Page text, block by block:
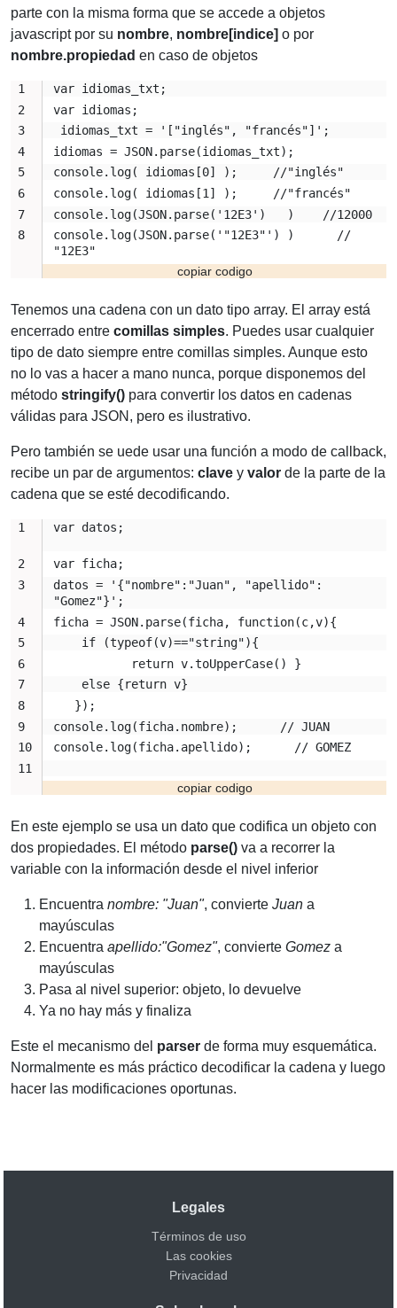
parte con la misma forma que se accede a objetos
javascript por su nombre, nombre[indice] o por
nombre.propiedad en caso de objetos
var idiomas_txt;
var idiomas;
idiomas = JSON.parse(idiomas_txt);
console.log( idiomas[0] );     //"inglés"
console.log( idiomas[1] );     //"francés"
console.log(JSON.parse('12E3')   )    //12000
console.log(JSON.parse('"12E3"') )      //
"12E3"
Tenemos una cadena con un dato tipo array. El array está
encerrado entre comillas simples. Puedes usar cualquier
tipo de dato siempre entre comillas simples. Aunque esto
no lo vas a hacer a mano nunca, porque disponemos del
método stringify() para convertir los datos en cadenas
válidas para JSON, pero es ilustrativo.
Pero también se uede usar una función a modo de callback,
recibe un par de argumentos: clave y valor de la parte de la
cadena que se esté decodificando.
var datos;
var ficha;
datos = '{"nombre":"Juan", "apellido":
"Gomez"}';
ficha = JSON.parse(ficha, function(c,v){
if (typeof(v)=="string"){
return v.toUpperCase() }
else {return v}
});
console.log(ficha.nombre);      // JUAN
console.log(ficha.apellido);      // GOMEZ
En este ejemplo se usa un dato que codifica un objeto con
dos propiedades. El método parse() va a recorrer la
variable con la información desde el nivel inferior
Encuentra nombre: "Juan", convierte Juan a
mayúsculas
Encuentra apellido:"Gomez", convierte Gomez a
mayúsculas
Pasa al nivel superior: objeto, lo devuelve
Ya no hay más y finaliza
Este el mecanismo del parser de forma muy esquemática.
Normalmente es más práctico decodificar la cadena y luego
hacer las modificaciones oportunas.
Legales
Términos de uso
Las cookies
Privacidad